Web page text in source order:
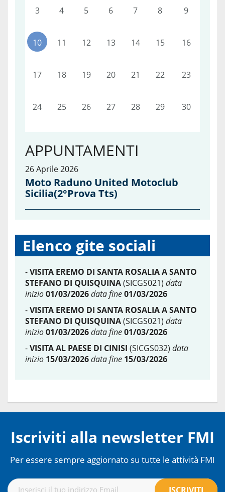
3 4 5 6 7 8 9
10 11 12 13 14 15 16
17 18 19 20 21 22 23
24 25 26 27 28 29 30
APPUNTAMENTI
26 Aprile 2026
Moto Raduno United Motoclub
Sicilia(2°prova Tts)
Elenco gite sociali
-VISITA EREMO DI SANTA ROSALIA A SANTO
STEFANO DI QUISQUINA(SICGS021) data
inizio01/03/2026data fine01/03/2026
-VISITA EREMO DI SANTA ROSALIA A SANTO
STEFANO DI QUISQUINA(SICGS021) data
inizio01/03/2026data fine01/03/2026
-VISITA AL PAESE DI CINISI (SICGS032) data
inizio 15/03/2026data fine 15/03/2026
Iscriviti alla newsletter FMI
Per essere sempre aggiornato su tutte le attività FMI